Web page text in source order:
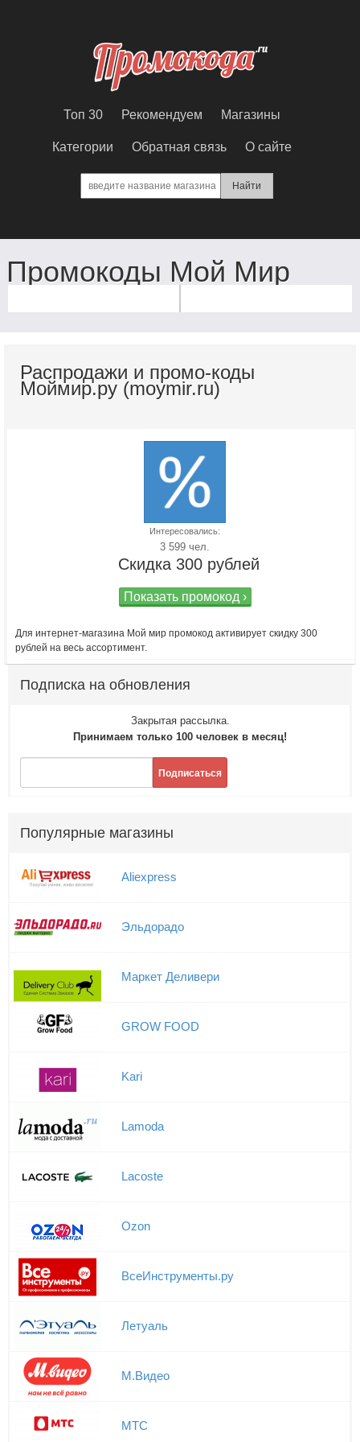
Топ 30 Рекомендуем Магазины
Категории Обратная связь О сайте
Промокоды Мой Мир
Распродажи и промо-коды
Моймир.ру (moymir.ru)
Интересовались:
3 599 чел.
Скидка 300 рублей
Показать промокод ›
Для интернет-магазина Мой мир промокод активирует скидку 300
рублей на весь ассортимент.
Подписка на обновления
Закрытая рассылка.
Принимаем только 100 человек в месяц!
Подписаться
Популярные магазины
Aliexpress
Эльдорадо
Маркет Деливери
GROW FOOD
Kari
Lamoda
Lacoste
Ozon
ВсеИнструменты.ру
Летуаль
М.Видео
МТС